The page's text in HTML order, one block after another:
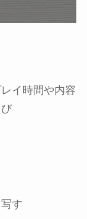
イ時間や内容
す